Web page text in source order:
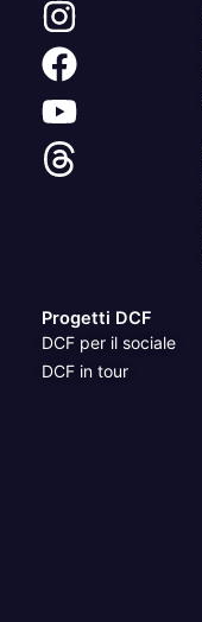
Progetti DCF
DCF per il sociale
DCF in tour